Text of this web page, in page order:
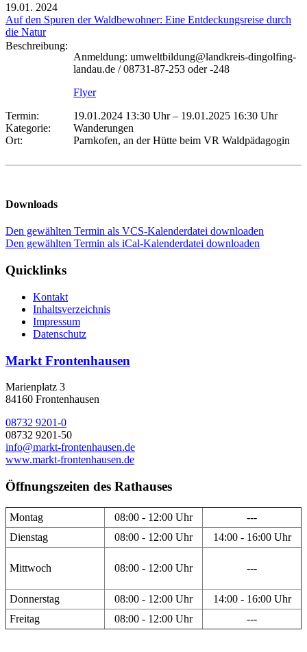
19.01. 2024
Auf den Spuren der Waldbewohner: Eine Entdeckungsreise durch
die Natur
Beschreibung:
Anmeldung: umweltbildung@landkreis-dingolfing-
landau.de / 08731-87-253 oder -248
Flyer
Termin:
19.01.2024 13:30 Uhr– 19.01.2025 16:30 Uhr
Kategorie:
Wanderungen
Ort:
Parnkofen, an der Hütte beim VR Waldpädagogin
Downloads
Den gewählten Termin als VCS-Kalenderdatei downloaden
Den gewählten Termin als iCal-Kalenderdatei downloaden
Quicklinks
Kontakt
Inhaltsverzeichnis
Impressum
Datenschutz
Markt Frontenhausen
Marienplatz 3
84160 Frontenhausen
08732 9201-0
08732 9201-50
info@markt-frontenhausen.de
www.markt-frontenhausen.de
Öffnungszeiten des Rathauses
Montag 08:00 - 12:00 Uhr
---
Dienstag
08:00 - 12:00 Uhr 14:00 - 16:00 Uhr
Mittwoch 08:00 - 12:00 Uhr ---
Donnerstag 08:00 - 12:00 Uhr
14:00 - 16:00 Uhr
Freitag
08:00 - 12:00 Uhr ---